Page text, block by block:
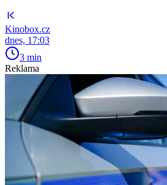
Kinobox.cz
dnes, 17:03
3 min
Reklama